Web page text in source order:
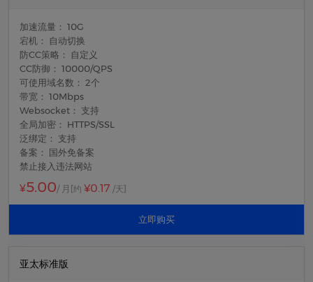
加速流量： 10G
宕机： 自动切换
防CC策略： 自定义
CC防御： 10000/QPS
可使用域名数： 2个
带宽： 10Mbps
Websocket： 支持
全局加密： HTTPS/SSL
泛绑定： 支持
备案： 国外免备案
禁止接入违法网站
¥5.00/ 月 [约 ¥0.17 /天]
立即购买
亚太标准版